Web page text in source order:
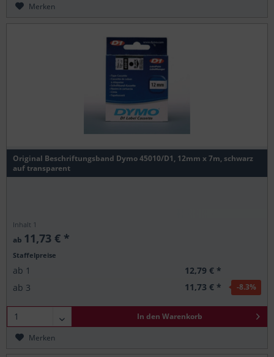
Merken
Original Beschriftungsband Dymo 45010/D1, 12mm x 7m, schwarz
auf transparent
Inhalt 1
ab 11,73 € *
Staffelpreise
ab 1
12,79 € *
ab 3 11,73 € * -8.3%
In den Warenkorb
Merken